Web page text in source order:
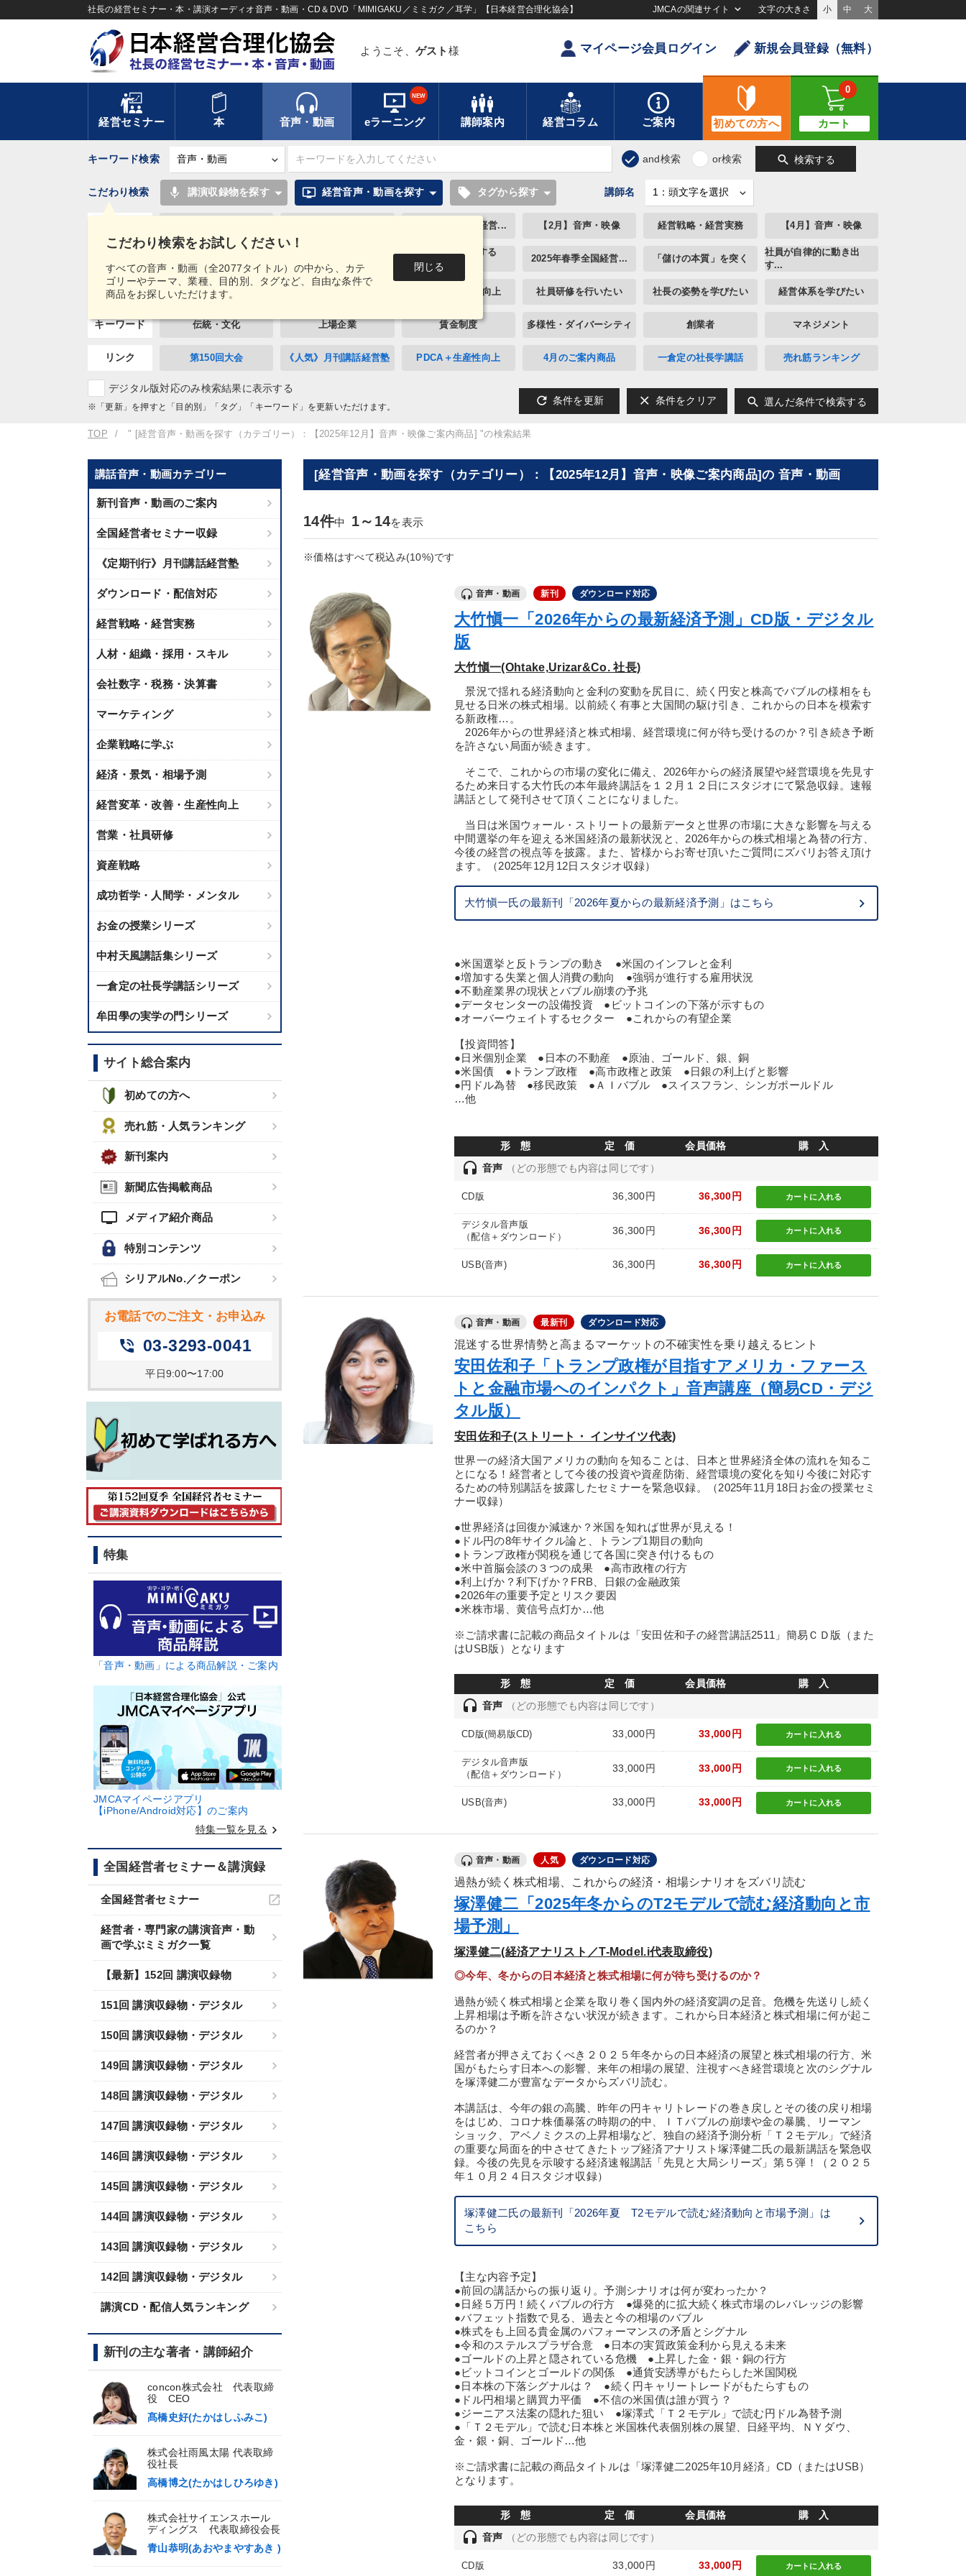
社長の経営セミナー・本・講演オーディオ音声・動画・CD＆DVD「MIMIGAKU／ミミガク／耳学」【日本経営合理化協会】 JMCAの関連サイト 文字の大きさ 小 中 大
ようこそ、 ゲスト 様 マイページ会員ログイン 新規会員登録（無料）
経営セミナー 本 音声・動画 eラーニング
NEW
講師案内 経営コラム ご案内 初めての方へ カート
0
キーワード検索 and検索 or検索 search 検索する
こだわり検索をお試しください！
すべての音声・動画（全2077タイトル）の中から、カテ
ゴリーやテーマ、業種、目的別、タグなど、自由な条件で
商品をお探しいただけます。
閉じる
こだわり検索 mic 講演収録物を探す ondemand_video 経営音声・動画を探す local_offer タグから探す 講師名
カテゴリー
2026年夏季全国経営... 【2月】音声・映像 経営戦略・経営実務 【4月】音声・映像
《強い財務を実践する
経...
2025年春季全国経営... 「儲けの本質」を突く
社員が自律的に動き出
す...
目的別 財務・数字力の向上 財務・数字力の向上 社員研修を行いたい 社長の姿勢を学びたい 経営体系を学びたい
キーワード 伝統・文化 上場企業 賃金制度 多様性・ダイバーシティ 創業者 マネジメント
リンク 第150回大会 《人気》月刊講話経営塾 PDCA＋生産性向上 4月のご案内商品 一倉定の社長学講話 売れ筋ランキング
デジタル版対応のみ検索結果に表示する
※「更新」を押すと「目的別」「タグ」「キーワード」を更新いただけます。 refresh 条件を更新 clear 条件をクリア search 選んだ条件で検索する
TOP " [経営音声・動画を探す（カテゴリー）：【2025年12月】音声・映像ご案内商品] "の検索結果
講話音声・動画カテゴリー
新刊音声・動画のご案内
全国経営者セミナー収録
《定期刊行》月刊講話経営塾
ダウンロード・配信対応
経営戦略・経営実務
人材・組織・採用・スキル
会社数字・税務・決算書
マーケティング
企業戦略に学ぶ
経済・景気・相場予測
経営変革・改善・生産性向上
営業・社員研修
資産戦略
成功哲学・人間学・メンタル
お金の授業シリーズ
中村天風講話集シリーズ
一倉定の社長学講話シリーズ
牟田學の実学の門シリーズ
サイト総合案内
初めての方へ
売れ筋・人気ランキング
新刊案内
新聞広告掲載商品
tv メディア紹介商品
特別コンテンツ
シリアルNo.／クーポン
お電話でのご注文・お申込み
phone_in_talk 03-3293-0041
平日9:00〜17:00
特集
「音声・動画」による商品解説・ご案内
JMCAマイページアプリ
【iPhone/Android対応】のご案内
特集一覧を見る keyboard_arrow_right
全国経営者セミナー＆講演録
全国経営者セミナー
経営者・専門家の講演音声・動
画で学ぶミミガク一覧
【最新】152回 講演収録物
151回 講演収録物・デジタル
150回 講演収録物・デジタル
149回 講演収録物・デジタル
148回 講演収録物・デジタル
147回 講演収録物・デジタル
146回 講演収録物・デジタル
145回 講演収録物・デジタル
144回 講演収録物・デジタル
143回 講演収録物・デジタル
142回 講演収録物・デジタル
講演CD・配信人気ランキング
新刊の主な著者・講師紹介
concon株式会社 代表取締
役 CEO
髙橋史好(たかはしふみこ)
株式会社雨風太陽 代表取締
役社長
高橋博之(たかはしひろゆき)
株式会社サイエンスホール
ディングス 代表取締役会長
青山恭明(あおやまやすあき )
[経営音声・動画を探す（カテゴリー）：【2025年12月】音声・映像ご案内商品]の 音声・動画
14件中 1～14を表示
※価格はすべて税込み(10%)です
音声・動画 新刊 ダウンロード対応
大竹愼一「2026年からの最新経済予測」CD版・デジタル
版
大竹愼一(Ohtake,Urizar&Co. 社長)
景況で揺れる経済動向と金利の変動を尻目に、続く円安と株高でバブルの様相をも
見せる日米の株式相場。以前続く有事と大国間の駆け引き、これからの日本を模索す
る新政権…。
2026年からの世界経済と株式相場、経営環境に何が待ち受けるのか？引き続き予断
を許さない局面が続きます。
そこで、これからの市場の変化に備え、2026年からの経済展望や経営環境を先見す
るため来日する大竹氏の本年最終講話を１２月１２日にスタジオにて緊急収録。速報
講話として発刊させて頂くことになりました。
当日は米国ウォール・ストリートの最新データと世界の市場に大きな影響を与える
中間選挙の年を迎える米国経済の最新状況と、2026年からの株式相場と為替の行方、
今後の経営の視点等を披露。また、皆様からお寄せ頂いたご質問にズバリお答え頂け
ます。（2025年12月12日スタジオ収録）
大竹愼一氏の最新刊「2026年夏からの最新経済予測」はこちら
●米国選挙と反トランプの動き ●米国のインフレと金利
●増加する失業と個人消費の動向 ●強弱が進行する雇用状況
●不動産業界の現状とバブル崩壊の予兆
●データセンターの設備投資 ●ビットコインの下落が示すもの
●オーバーウェイトするセクター ●これからの有望企業
【投資問答】
●日米個別企業 ●日本の不動産 ●原油、ゴールド、銀、銅
●米国債 ●トランプ政権 ●高市政権と政策 ●日銀の利上げと影響
●円ドル為替 ●移民政策 ●ＡＩバブル ●スイスフラン、シンガポールドル
…他
形 態 定 価 会員価格 購 入
headset 音声 （どの形態でも内容は同じです）
CD版 36,300円 36,300円 カートに 入れる
デジタル音声版
（配信＋ダウンロード）
36,300円 36,300円 カートに 入れる
USB(音声) 36,300円 36,300円 カートに 入れる
音声・動画 最新刊 ダウンロード対応
混迷する世界情勢と高まるマーケットの不確実性を乗り越えるヒント
安田佐和子「トランプ政権が目指すアメリカ・ファース
トと金融市場へのインパクト」音声講座（簡易CD・デジ
タル版）
安田佐和子(ストリート・ インサイツ代表)
世界一の経済大国アメリカの動向を知ることは、日本と世界経済全体の流れを知るこ
とになる！経営者として今後の投資や資産防衛、経営環境の変化を知り今後に対応す
るための特別講話を披露したセミナーを緊急収録。（2025年11月18日お金の授業セミ
ナー収録）
●世界経済は回復か減速か？米国を知れば世界が見える！
●ドル円の8年サイクル論と、トランプ1期目の動向
●トランプ政権が関税を通じて各国に突き付けるもの
●米中首脳会談の３つの成果 ●高市政権の行方
●利上げか？利下げか？FRB、日銀の金融政策
●2026年の重要予定とリスク要因
●米株市場、黄信号点灯か…他
※ご請求書に記載の商品タイトルは「安田佐和子の経営講話2511」簡易ＣＤ版（また
はUSB版）となります
形 態 定 価 会員価格 購 入
headset 音声 （どの形態でも内容は同じです）
CD版(簡易版CD) 33,000円 33,000円 カートに 入れる
デジタル音声版
（配信＋ダウンロード）
33,000円 33,000円 カートに 入れる
USB(音声) 33,000円 33,000円 カートに 入れる
音声・動画 人気 ダウンロード対応
過熱が続く株式相場、これからの経済・相場シナリオをズバリ読む
塚澤健二「2025年冬からのT2モデルで読む経済動向と市
場予測」
塚澤健二(経済アナリスト／T-Model.i代表取締役)
◎今年、冬からの日本経済と株式相場に何が待ち受けるのか？
過熱が続く株式相場と企業を取り巻く国内外の経済変調の足音。危機を先送りし続く
上昇相場は予断を許さない状況が続きます。これから日本経済と株式相場に何が起こ
るのか？
経営者が押さえておくべき２０２５年冬からの日本経済の展望と株式相場の行方、米
国がもたらす日本への影響、来年の相場の展望、注視すべき経営環境と次のシグナル
を塚澤健二が豊富なデータからズバリ読む。
本講話は、今年の銀の高騰、昨年の円キャリトレードの巻き戻しとその後の戻り相場
をはじめ、コロナ株価暴落の時期の的中、ＩＴバブルの崩壊や金の暴騰、リーマン
ショック、アベノミクスの上昇相場など、独自の経済予測分析「Ｔ２モデル」で経済
の重要な局面を的中させてきたトップ経済アナリスト塚澤健二氏の最新講話を緊急収
録。今後の先見を示唆する経済速報講話「先見と大局シリーズ」第５弾！（２０２５
年１０月２４日スタジオ収録）
塚澤健二氏の最新刊「2026年夏 T2モデルで読む経済動向と市場予測」は
こちら
【主な内容予定】
●前回の講話からの振り返り。予測シナリオは何が変わったか？
●日経５万円！続くバブルの行方 ●爆発的に拡大続く株式市場のレバレッジの影響
●バフェット指数で見る、過去と今の相場のバブル
●株式をも上回る貴金属のパフォーマンスの矛盾とシグナル
●令和のステルスプラザ合意 ●日本の実質政策金利から見える未来
●ゴールドの上昇と隠されている危機 ●上昇した金・銀・銅の行方
●ビットコインとゴールドの関係 ●通貨安誘導がもたらした米国関税
●日本株の下落シグナルは？ ●続く円キャリートレードがもたらすもの
●ドル円相場と購買力平価 ●不信の米国債は誰が買う？
●ジーニアス法案の隠れた狙い ●塚澤式「Ｔ２モデル」で読む円ドル為替予測
●「Ｔ２モデル」で読む日本株と米国株代表個別株の展望、日経平均、ＮＹダウ、
金・銀・銅、ゴールド…他
※ご請求書に記載の商品タイトルは「塚澤健二2025年10月経済」CD（またはUSB）
となります。
形 態 定 価 会員価格 購 入
headset 音声 （どの形態でも内容は同じです）
CD版 33,000円 33,000円 カートに 入れる